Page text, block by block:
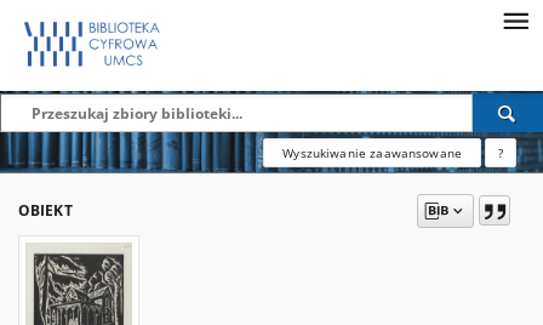
Wyszukiwanie zaawansowane ?
OBIEKT